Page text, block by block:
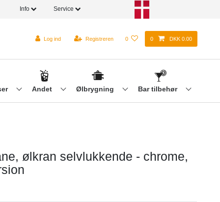
Info Service
Log ind Registreren 0 0 DKK 0.00
Andet Ølbrygning Bar tilbehør
ølkran selvlukkende - chrome,